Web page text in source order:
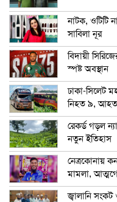
নাটক, ওটিটি
সাবিলা নূর
বিদায়ী
স্পষ্ট অবস্থান
ঢাকা-সিলেট
নিহত ৯,
রেকর্ড গড়ল
নতুন ইতিহাস
নেত্রকোনায়
মামলা,
জ্বালানি